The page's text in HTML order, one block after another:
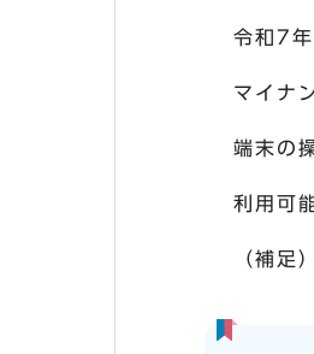
令和7
マイナ
端末の
利用可
（補足